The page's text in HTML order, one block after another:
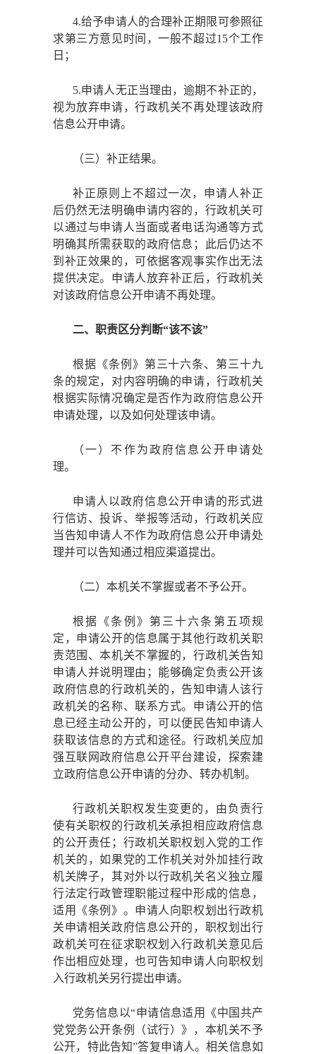
4.给予申请人的合理补正期限可参照征
求第三方意见时间，一般不超过15个工作
日；
5.申请人无正当理由，逾期不补正的，
视为放弃申请，行政机关不再处理该政府
信息公开申请。
（三）补正结果。
补正原则上不超过一次，申请人补正
后仍然无法明确申请内容的，行政机关可
以通过与申请人当面或者电话沟通等方式
明确其所需获取的政府信息；此后仍达不
到补正效果的，可依据客观事实作出无法
提供决定。申请人放弃补正后，行政机关
对该政府信息公开申请不再处理。
二、职责区分判断“该不该”
根据《条例》第三十六条、第三十九
条的规定，对内容明确的申请，行政机关
根据实际情况确定是否作为政府信息公开
申请处理，以及如何处理该申请。
（一）不作为政府信息公开申请处
理。
申请人以政府信息公开申请的形式进
行信访、投诉、举报等活动，行政机关应
当告知申请人不作为政府信息公开申请处
理并可以告知通过相应渠道提出。
（二）本机关不掌握或者不予公开。
根据《条例》第三十六条第五项规
定，申请公开的信息属于其他行政机关职
责范围、本机关不掌握的，行政机关告知
申请人并说明理由；能够确定负责公开该
政府信息的行政机关的，告知申请人该行
政机关的名称、联系方式。申请公开的信
息已经主动公开的，可以便民告知申请人
获取该信息的方式和途径。行政机关应加
强互联网政府信息公开平台建设，探索建
立政府信息公开申请的分办、转办机制。
行政机关职权发生变更的，由负责行
使有关职权的行政机关承担相应政府信息
的公开责任；行政机关职权划入党的工作
机关的，如果党的工作机关对外加挂行政
机关牌子，其对外以行政机关名义独立履
行法定行政管理职能过程中形成的信息，
适用《条例》。申请人向职权划出行政机
关申请相关政府信息公开的，职权划出行
政机关可在征求职权划入行政机关意见后
作出相应处理，也可告知申请人向职权划
入行政机关另行提出申请。
党务信息以“申请信息适用《中国共产
党党务公开条例（试行）》，本机关不予
公开，特此告知”答复申请人。相关信息如